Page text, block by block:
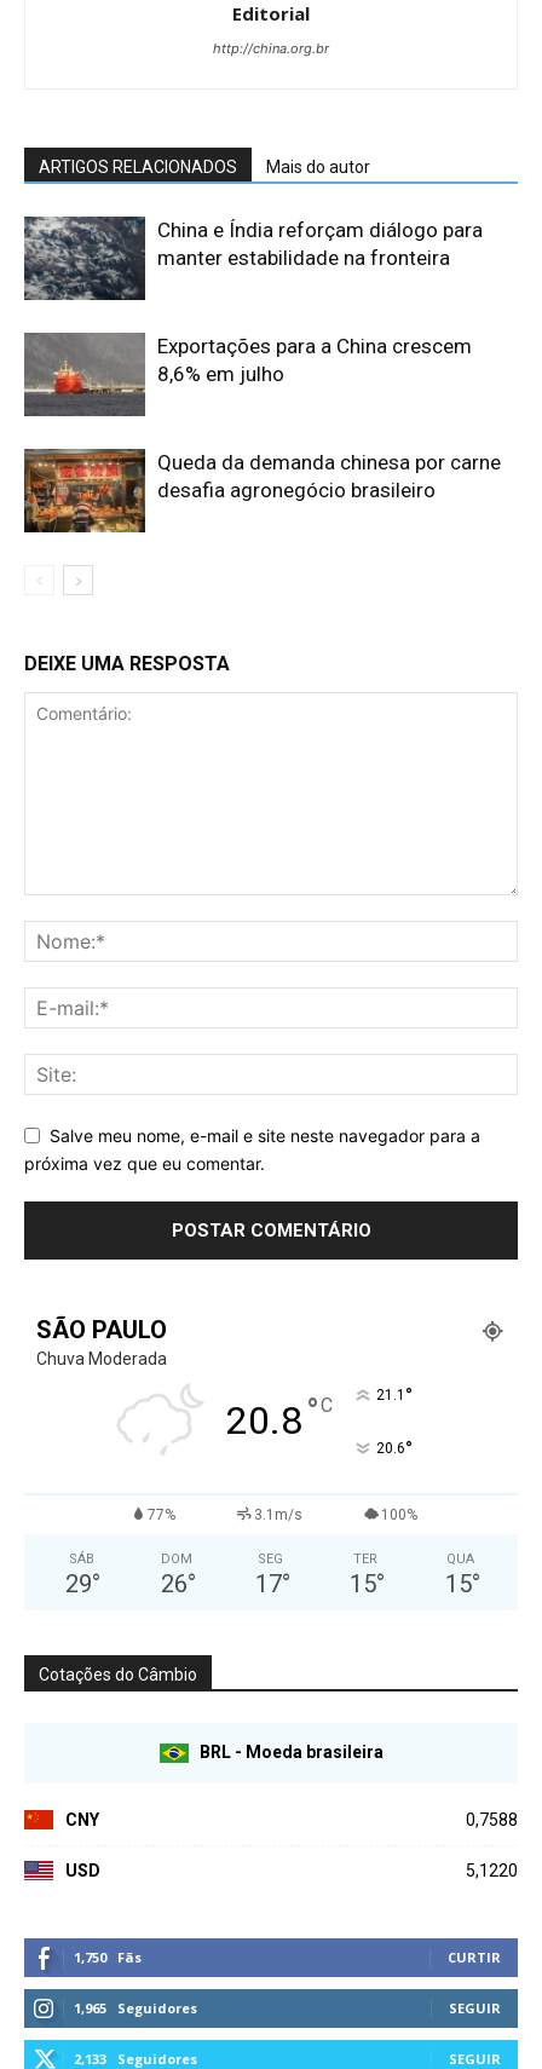
Editorial
http://china.org.br
ARTIGOS RELACIONADOS Mais do autor
China e Índia reforçam diálogo para
manter estabilidade na fronteira
Exportações para a China crescem
8,6% em julho
Queda da demanda chinesa por carne
desafia agronegócio brasileiro
DEIXE UMA RESPOSTA
Salve meu nome, e-mail e site neste navegador para a
próxima vez que eu comentar.
SÃO PAULO
Chuva Moderada
20.8°C 21.1 °
20.6°
77% 3.1m/s 100%
SÁB
29°
DOM
26°
SEG
17°
TER
15°
QUA
15°
Cotações do Câmbio
BRL - Moeda brasileira
CNY 0,7588
USD 5,1220
1,750 Fãs CURTIR
1,965 Seguidores SEGUIR
2,133 Seguidores SEGUIR